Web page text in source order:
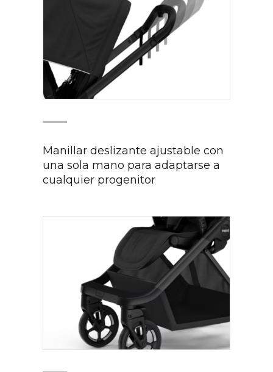
Manillar deslizante ajustable con
una sola mano para adaptarse a
cualquier progenitor​